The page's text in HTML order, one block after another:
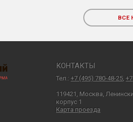
ВСЕ
КОНТАКТЫ
Тел.:+7 (495) 780-48-25,
119421, Москва,
корпус 1
Карта проезда